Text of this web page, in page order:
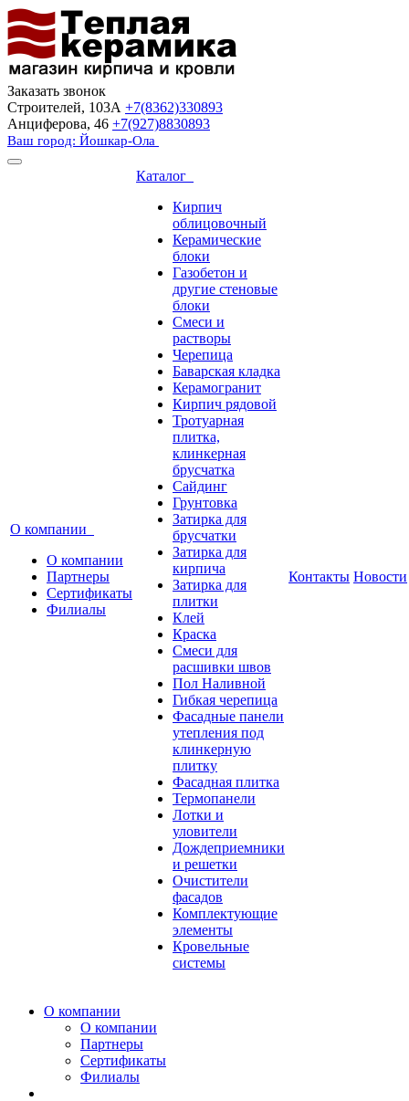
Заказать звонок
Строителей, 103А +7(8362)330893
Анциферова, 46 +7(927)8830893
Ваш город: Йошкар-Ола
О компании
О компании
Партнеры
Сертификаты
Филиалы
Каталог
Кирпич
облицовочный
Керамические
блоки
Газобетон и
другие стеновые
блоки
Смеси и
растворы
Черепица
Баварская кладка
Керамогранит
Кирпич рядовой
Тротуарная
плитка,
клинкерная
брусчатка
Сайдинг
Грунтовка
Затирка для
брусчатки
Затирка для
кирпича
Затирка для
плитки
Клей
Краска
Смеси для
расшивки швов
Пол Наливной
Гибкая черепица
Фасадные панели
утепления под
клинкерную
плитку
Фасадная плитка
Термопанели
Лотки и
уловители
Дождеприемники
и решетки
Очистители
фасадов
Комплектующие
элементы
Кровельные
системы
Контакты Новости
О компании
О компании
Партнеры
Сертификаты
Филиалы